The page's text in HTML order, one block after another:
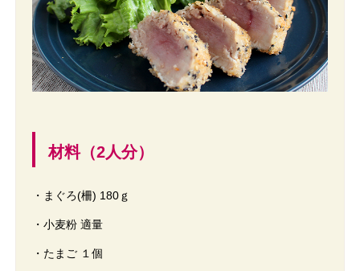
材料（2人分）
・まぐろ(柵) 180ｇ
・小麦粉 適量
・たまご １個